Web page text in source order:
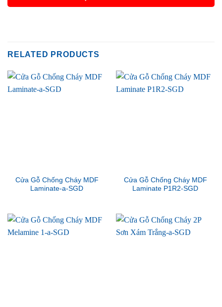
RELATED PRODUCTS
Cửa Gỗ Chống Cháy MDF
Laminate-a-SGD
Cửa Gỗ Chống Cháy MDF
Laminate P1R2-SGD